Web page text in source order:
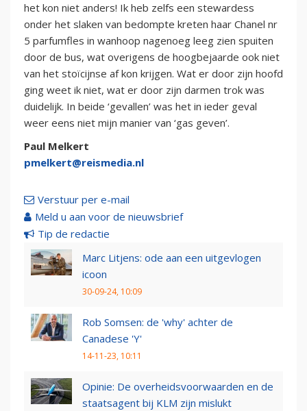
het kon niet anders! Ik heb zelfs een stewardess
onder het slaken van bedompte kreten haar Chanel nr
5 parfumfles in wanhoop nagenoeg leeg zien spuiten
door de bus, wat overigens de hoogbejaarde ook niet
van het stoïcijnse af kon krijgen. Wat er door zijn hoofd
ging weet ik niet, wat er door zijn darmen trok was
duidelijk. In beide ‘gevallen’ was het in ieder geval
weer eens niet mijn manier van ‘gas geven’.
Paul Melkert
pmelkert@reismedia.nl
Verstuur per e-mail
Meld u aan voor de nieuwsbrief
Tip de redactie
Marc Litjens: ode aan een uitgevlogen
icoon
30-09-24, 10:09
Rob Somsen: de 'why' achter de
Canadese 'Y'
14-11-23, 10:11
Opinie: De overheidsvoorwaarden en de
staatsagent bij KLM zijn mislukt